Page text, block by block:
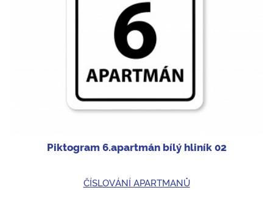
Piktogram 6.apartmán bílý hliník 02
ČÍSLOVÁNÍ APARTMANŮ